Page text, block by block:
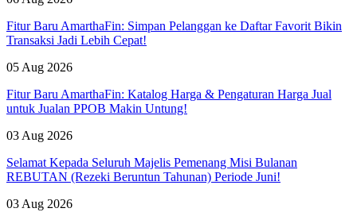
Fitur Baru AmarthaFin: Simpan Pelanggan ke Daftar Favorit Bikin
Transaksi Jadi Lebih Cepat!
05 Aug 2026
Fitur Baru AmarthaFin: Katalog Harga & Pengaturan Harga Jual
untuk Jualan PPOB Makin Untung!
03 Aug 2026
Selamat Kepada Seluruh Majelis Pemenang Misi Bulanan
REBUTAN (Rezeki Beruntun Tahunan) Periode Juni!
03 Aug 2026